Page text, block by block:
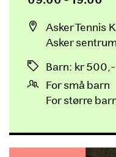
Asker Tennis
Asker
Barn: kr 500,-
For små barn
For større